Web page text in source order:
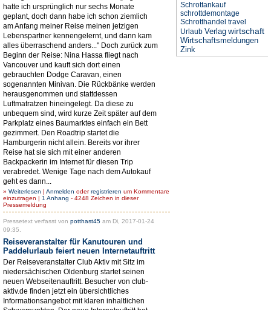
hatte ich ursprünglich nur sechs Monate
geplant, doch dann habe ich schon ziemlich
am Anfang meiner Reise meinen jetzigen
Lebenspartner kennengelernt, und dann kam
alles überraschend anders..." Doch zurück zum
Beginn der Reise: Nina Hassa fliegt nach
Vancouver und kauft sich dort einen
gebrauchten Dodge Caravan, einen
sogenannten Minivan. Die Rückbänke werden
herausgenommen und stattdessen
Luftmatratzen hineingelegt. Da diese zu
unbequem sind, wird kurze Zeit später auf dem
Parkplatz eines Baumarktes einfach ein Bett
gezimmert. Den Roadtrip startet die
Hamburgerin nicht allein. Bereits vor ihrer
Reise hat sie sich mit einer anderen
Backpackerin im Internet für diesen Trip
verabredet. Wenige Tage nach dem Autokauf
geht es dann...
» Weiterlesen | Anmelden oderregistrieren um Kommentare
einzutragen | 1 Anhang - 4248 Zeichen in dieser
Pressemeldung
Pressetext verfasst von potthast45 am Di, 2017-01-24
09:35.
Reiseveranstalter für Kanutouren und
Paddelurlaub feiert neuen Internetauftritt
Der Reiseveranstalter Club Aktiv mit Sitz im
niedersächischen Oldenburg startet seinen
neuen Webseitenauftritt. Besucher von club-
aktiv.de finden jetzt ein übersichtliches
Informationsangebot mit klaren inhaltlichen
Schrottankauf
schrottdemontage
Schrotthandel travel
Urlaub Verlag wirtschaft
Wirtschaftsmeldungen
Zink